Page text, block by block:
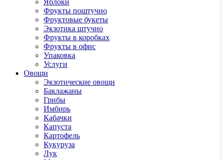
Яблоки
Фрукты поштучно
Фруктовые букеты
Экзотика штучно
Фрукты в коробках
Фрукты в офис
Упаковка
Услуги
Овощи
Экзотические овощи
Баклажаны
Грибы
Имбирь
Кабачки
Капуста
Картофель
Кукуруза
Лук